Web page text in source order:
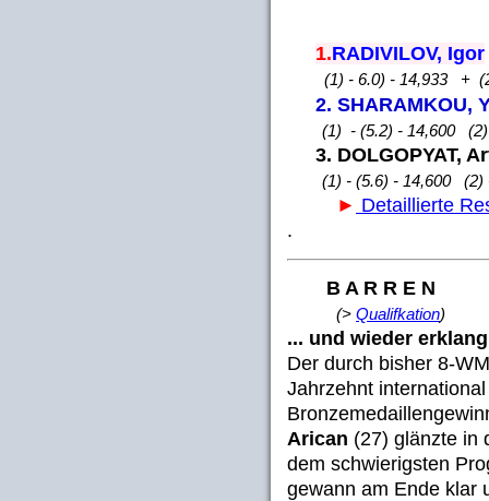
1.RADIVILOV, Igor
(1) - 6.0) - 14,933 +
2.
(1) - (5.2) - 14,600 (2)
3. DOLGOPYAT,
(1) - (5.6) - 14,600 (2) -
► Detaillierte
.
B A R R E N
(> Qualifkation)
... und wieder
Der durch bisher 8-
Jahrzehnt
Arican (27) glänzte in
dem schwierigsten
gewann am Ende klar